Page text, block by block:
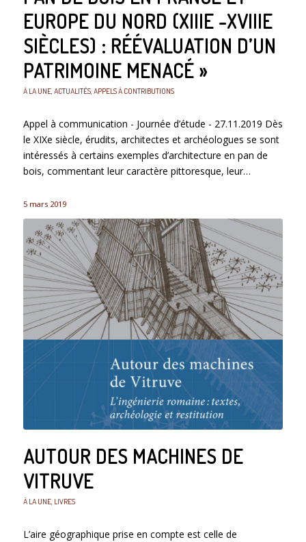
EUROPE DU NORD (XIIIE -XVIIIE
SIÈCLES) : RÉÉVALUATION D’UN
PATRIMOINE MENACÉ »
À LA UNE, ACTUALITÉS, APPELS À CONTRIBUTIONS
Appel à communication - Journée d’étude - 27.11.2019 Dès
le XIXe siècle, érudits, architectes et archéologues se sont
intéressés à certains exemples d’architecture en pan de
bois, commentant leur caractère pittoresque, leur…
5 mars 2019
AUTOUR DES MACHINES DE
VITRUVE
À LA UNE, LIVRES
L’aire géographique prise en compte est celle de